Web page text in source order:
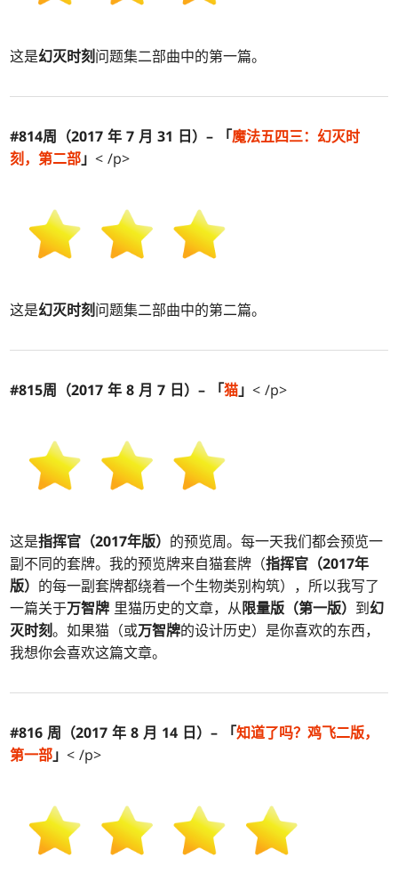
这是幻灭时刻问题集二部曲中的第一篇。
#814周（2017 年 7 月 31 日）– 「魔法五四三： 幻灭时
刻 ，第二部」< /p>
这是幻灭时刻问题集二部曲中的第二篇。
#815周（2017 年 8 月 7 日）– 「猫」< /p>
这是指挥官（2017年版） 的预览周。每一天我们都会预览一
副不同的套牌。我的预览牌来自猫套牌（指挥官（2017年
版） 的每一副套牌都绕着一个生物类别构筑），所以我写了
一篇关于万智牌 里猫历史的文章，从限量版（第一版） 到幻
灭时刻。如果猫（或万智牌的设计历史）是你喜欢的东西，
我想你会喜欢这篇文章。
#816 周（2017 年 8 月 14 日）– 「知道了吗？鸡飞二版，
第一部」< /p>